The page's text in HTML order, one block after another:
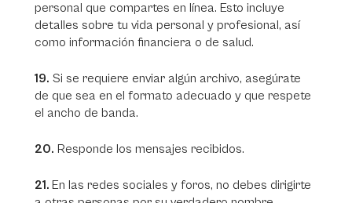
personal que compartes en línea. Esto incluye
detalles sobre tu vida personal y profesional, así
como información financiera o de salud.
19. Si se requiere enviar algún archivo, asegúrate
de que sea en el formato adecuado y que respete
el ancho de banda.
20. Responde los mensajes recibidos.
21. En las redes sociales y foros, no debes dirigirte